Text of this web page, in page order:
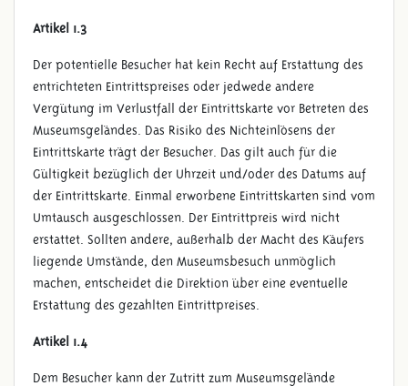
Artikel 1.3
Der potentielle Besucher hat kein Recht auf Erstattung des
entrichteten Eintrittspreises oder jedwede andere
Vergütung im Verlustfall der Eintrittskarte vor Betreten des
Museumsgeländes. Das Risiko des Nichteinlösens der
Eintrittskarte trägt der Besucher. Das gilt auch für die
Gültigkeit bezüglich der Uhrzeit und/oder des Datums auf
der Eintrittskarte. Einmal erworbene Eintrittskarten sind vom
Umtausch ausgeschlossen. Der Eintrittpreis wird nicht
erstattet. Sollten andere, außerhalb der Macht des Käufers
liegende Umstände, den Museumsbesuch unmöglich
machen, entscheidet die Direktion über eine eventuelle
Erstattung des gezahlten Eintrittpreises.
Artikel 1.4
Dem Besucher kann der Zutritt zum Museumsgelände